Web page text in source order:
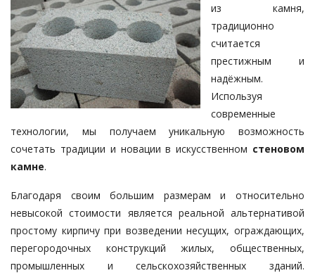
из камня,
традиционно
считается
престижным и
надёжным.
Используя
современные
технологии, мы получаем уникальную возможность
сочетать традиции и новации в искусственном стеновом
камне.
Благодаря своим большим размерам и относительно
невысокой стоимости является реальной альтернативой
простому кирпичу при возведении несущих, ограждающих,
перегородочных конструкций жилых, общественных,
промышленных и сельскохозяйственных зданий.